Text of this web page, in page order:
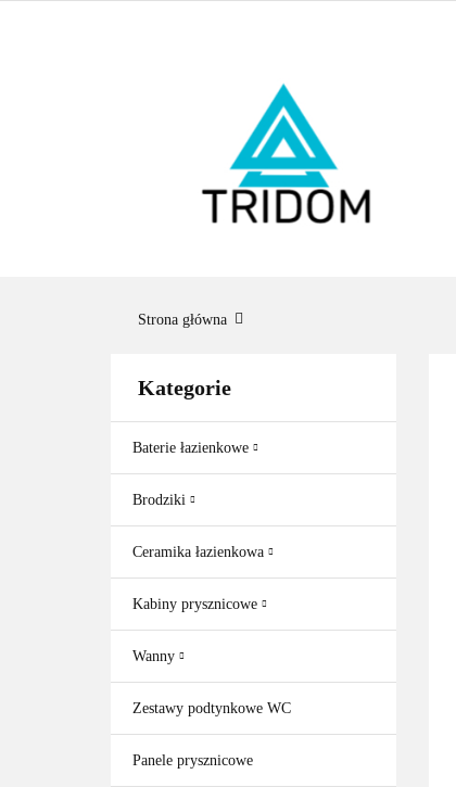
Strona główna
Kategorie
Baterie łazienkowe
Brodziki
Ceramika łazienkowa
Kabiny prysznicowe
Wanny
Zestawy podtynkowe WC
Panele prysznicowe